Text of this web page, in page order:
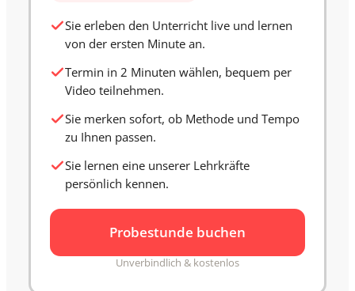
Sie erleben den Unterricht live und lernen
von der ersten Minute an.
Termin in 2 Minuten wählen, bequem per
Video teilnehmen.
Sie merken sofort, ob Methode und Tempo
zu Ihnen passen.
Sie lernen eine unserer Lehrkräfte
persönlich kennen.
Probestunde buchen
Unverbindlich & kostenlos